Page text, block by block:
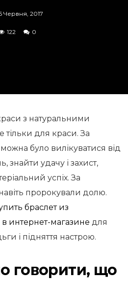
Червня, 2017
122 0
з натуральними
для краси. За
було вилікуватися від
знайти удачу і захист,
успіх. За
пророкували долю.
браслет из
интернет-магазине для
і підняття настрою.
говорити, що